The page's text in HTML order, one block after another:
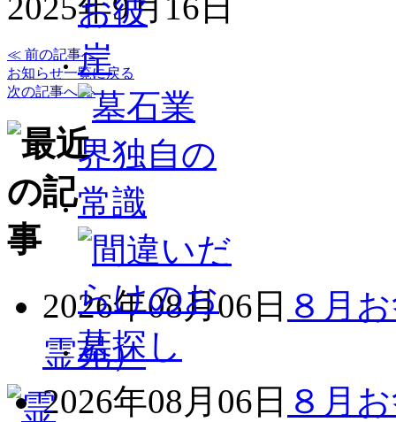
≪ 前の記事へ
お知らせ一覧に戻る
次の記事へ ≫
2026年08月06日 ８月
霊苑）
2026年08月06日 ８月